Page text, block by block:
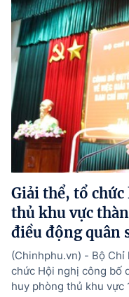
Giải thể, tổ
thủ khu vực
điều động quân
(Chinhphu.vn) - Bộ
chức Hội nghị công bố
huy phòng thủ khu vực